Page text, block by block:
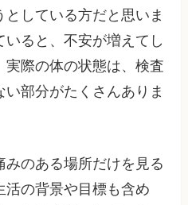
している方だと思いま
ると、不安が増えてし
実際の体の状態は、検査
部分がたくさんありま
のある場所だけを見る
活の背景や目標も含め